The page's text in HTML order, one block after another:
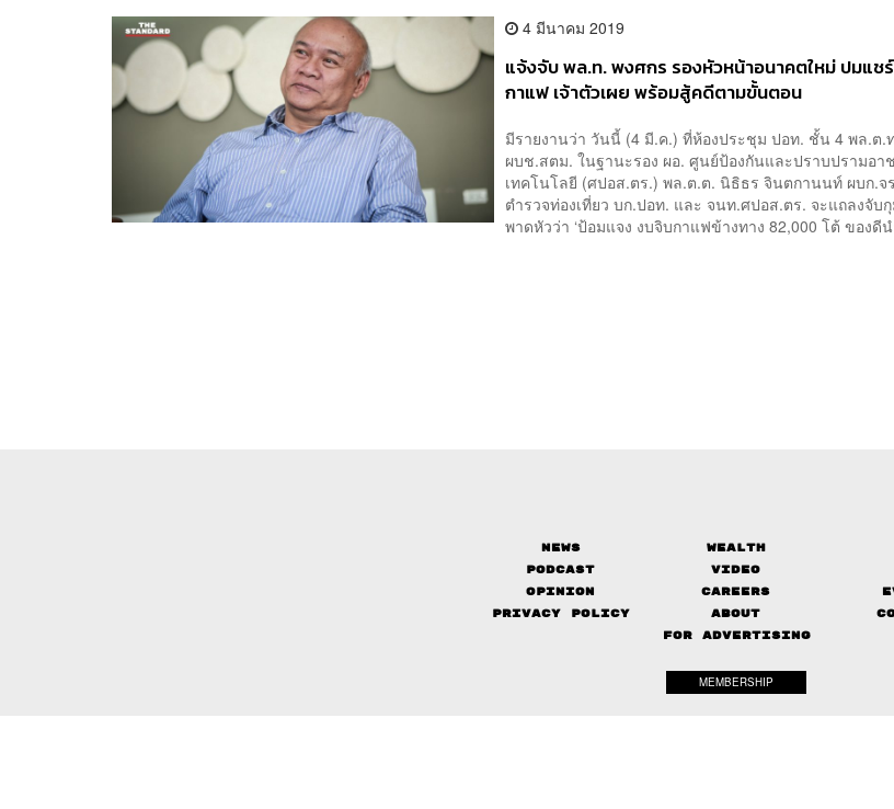
4 มีนาคม 2019
แจ้งจับ พล.ท. พงศกร รองหัวหน้าอนาคตใหม่ ปมแช
กาแฟ เจ้าตัวเผย พร้อมสู้คดีตามขั้นตอน
มีรายงานว่า วันนี้ (4 มี.ค.) ที่ห้องประชุม ปอท. ชั้น 4 พล.ต.
ผบช.สตม. ในฐานะรอง ผอ. ศูนย์ป้องกันและปราบปรามอา
เทคโนโลยี (ศปอส.ตร.) พล.ต.ต. นิธิธร จินตกานนท์ ผบก.จ
ตำรวจท่องเที่ยว บก.ปอท. และ จนท.ศปอส.ตร. จะแถลงจับ
พาดหัวว่า ‘ป้อมแจง งบจิบกาแฟข้างทาง 82,000 โต้ ของดี
News Wealth
Podcast
Video
Opinion
Careers
Privacy Policy
About
FOR ADVERTISING
MEMBERSHIP